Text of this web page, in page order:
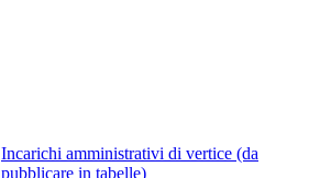
Incarichi amministrativi di vertice (da
pubblicare in tabelle)